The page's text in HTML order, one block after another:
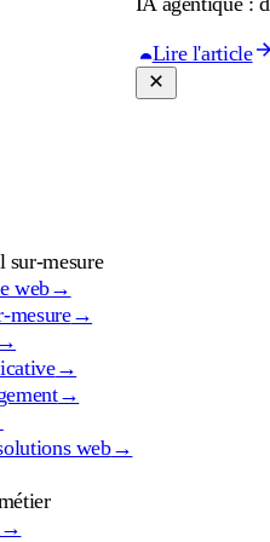
Lire l'article
mesure
web→
mesure→
→
→
web→
→